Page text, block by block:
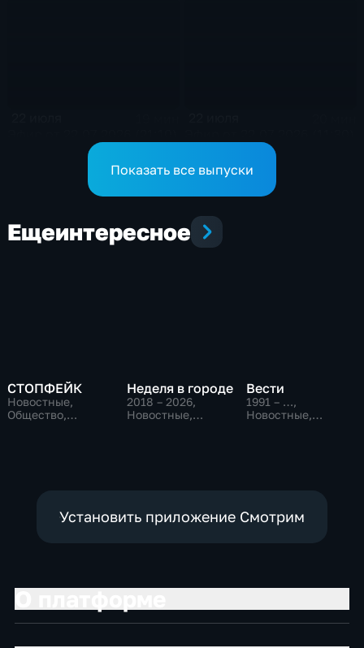
Показать все выпуски
Ещеинтересное
СТОПФЕЙК
Новостные,
Общество,
Неделя в городе
2018 – 2026,
Новостные,
Вести
1991 – …,
Новостные,
Установить приложение Смотрим